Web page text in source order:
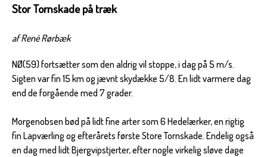
Stor Tornskade på træk
af René Rørbæk
NØ(59) fortsætter som den aldrig vil stoppe, i dag på 5 m/s.
Sigten var fin 15 km og jævnt skydække 5/8. En lidt varmere dag
end de forgående med 7 grader.
Morgenobsen bød på lidt fine arter som 6 Hedelærker, en rigtig
fin Lapværling og efterårets første Store Tornskade. Endelig også
en dag med lidt Bjergvipstjerter, efter nogle virkelig sløve dage